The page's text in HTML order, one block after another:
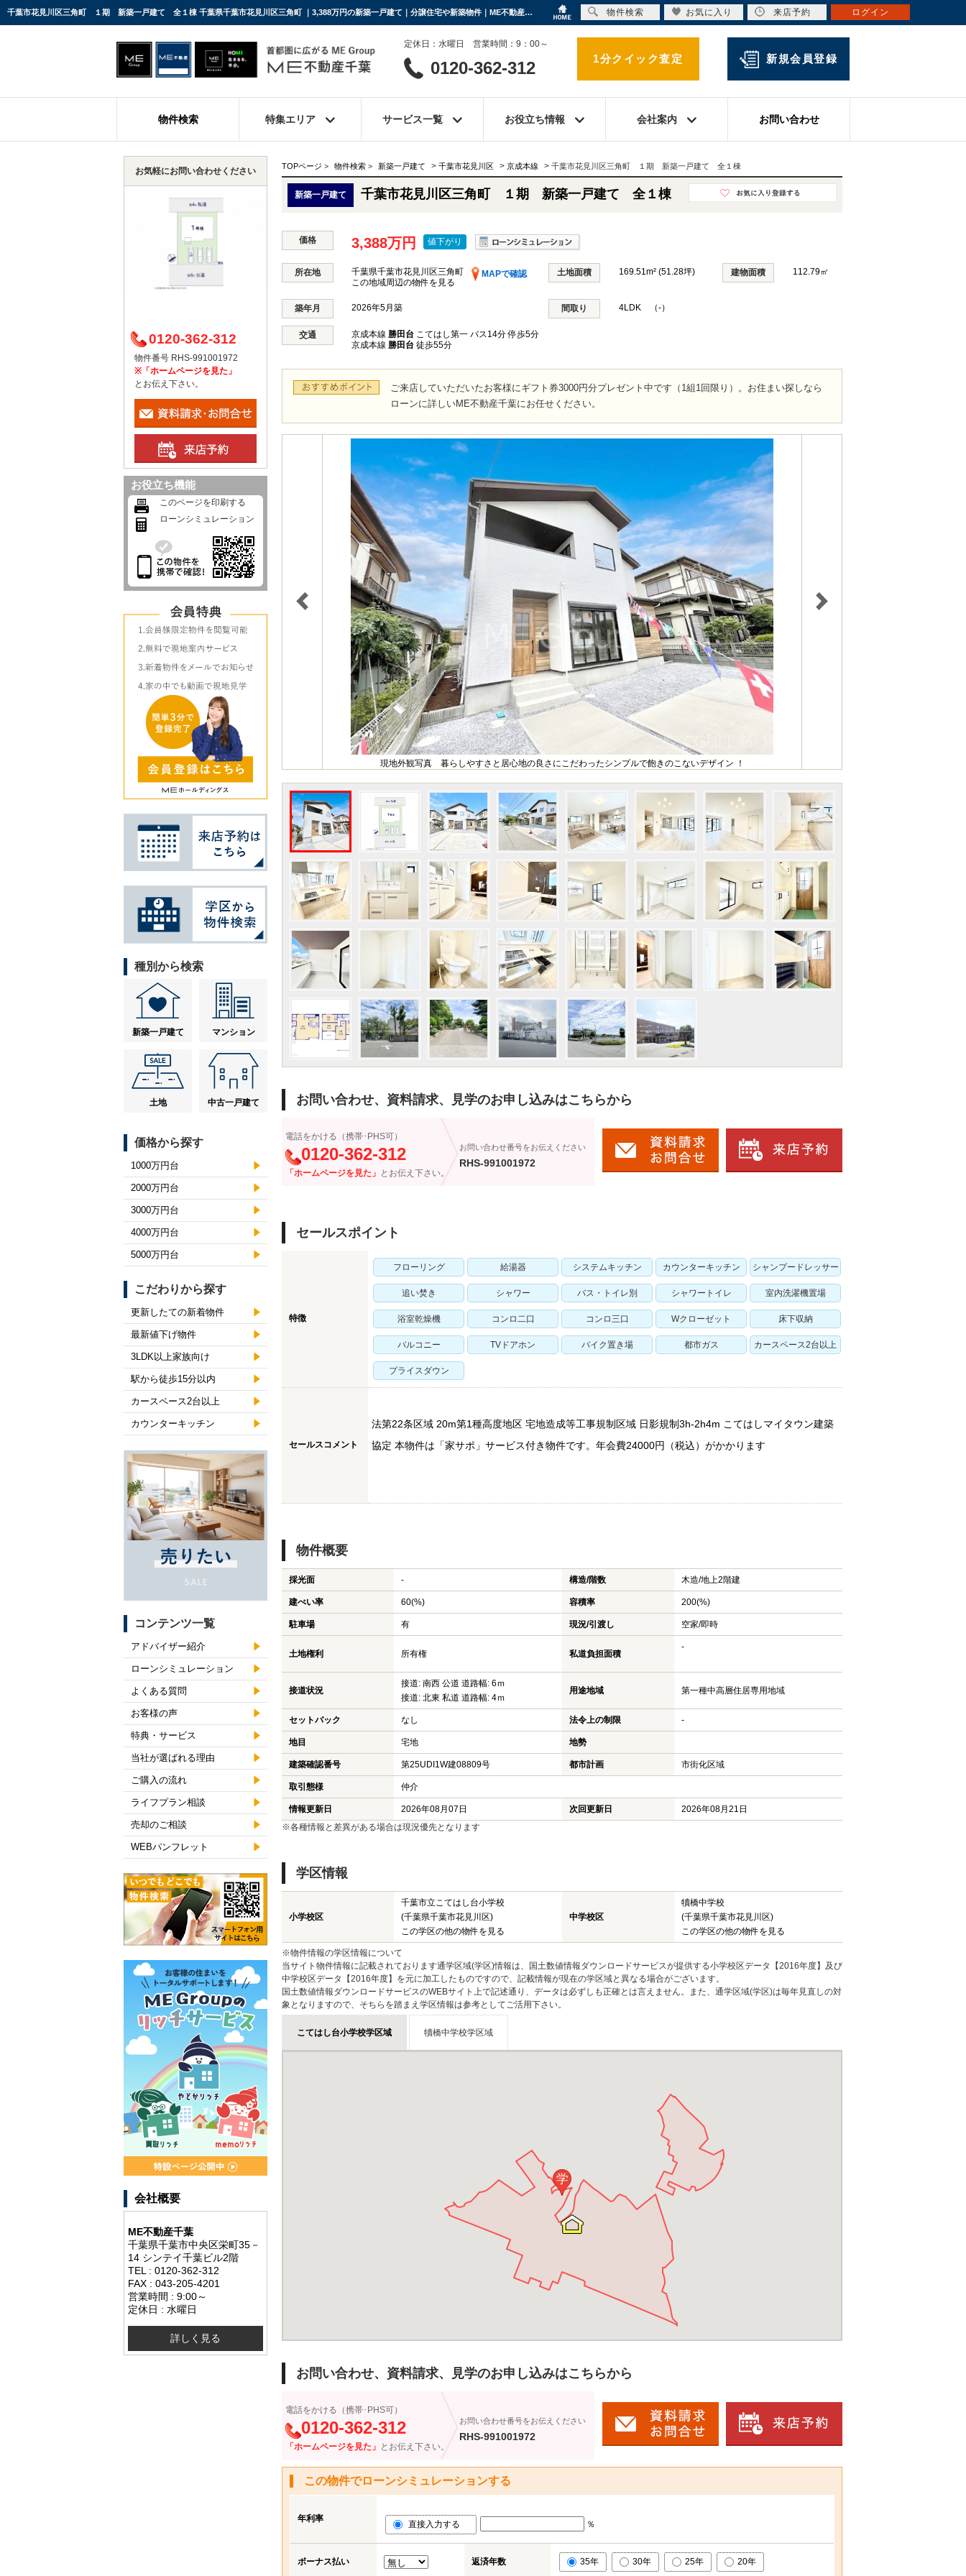
千葉市花見川区三角町 １期 新築一戸建て 全１棟 千葉県千葉市花見川区三角町 ｜3,388万円の新築一戸建て｜分譲住宅や新築物件｜ME不動産千葉
定休日：水曜日 営業時間：9：00～
0120-362-312 1分クイック査定 新規会員登録
物件検索 特集エリア サービス一覧 お役立ち情報 会社案内 お問い合わせ
TOPページ > 物件検索 > 新築一戸建て > 千葉市花見川区 > 京成本線 > 千葉市花見川区三角町 １期 新築一戸建て 全１棟
新築一戸建て 千葉市花見川区三角町 １期 新築一戸建て 全１棟
価格 3,388万円 値下がり
所在地 千葉県千葉市花見川区三角町
MAPで確認
この地域周辺の物件を見る
土地面積 169.51m² (51.28坪) 建物面積 112.79㎡
築年月 2026年5月築 間取り 4LDK （-）
交通 京成本線 勝田台 こてはし第一 バス14分 停歩5分
京成本線 勝田台 徒歩55分
ご来店していただいたお客様にギフト券3000円分プレゼント中です（1組1回限り）。お住まい探しなら
ローンに詳しいME不動産千葉にお任せください。
現地外観写真 暮らしやすさと居心地の良さにこだわったシンプルで飽きのこないデザイン ！
お問い合わせ、資料請求、見学のお申し込みはこちらから
電話をかける（携帯･PHS可）
0120-362-312
「ホームページを見た」 とお伝え下さい。
お問い合わせ番号をお伝えください
RHS-991001972
セールスポイント
特徴
フローリング 給湯器 システムキッチン カウンターキッチン シャンプードレッサー
追い焚き シャワー バス・トイレ別 シャワートイレ 室内洗濯機置場
浴室乾燥機 コンロ二口 コンロ三口 Wクローゼット 床下収納
バルコニー TVドアホン バイク置き場 都市ガス カースペース2台以上
プライスダウン
セールスコメント
法第22条区域 20m第1種高度地区 宅地造成等工事規制区域 日影規制3h-2h4m こてはしマイタウン建築
協定 本物件は「家サポ」サービス付き物件です。年会費24000円（税込）がかかります
物件概要
採光面 - 構造/階数 木造/地上2階建
建ぺい率 60(%) 容積率 200(%)
駐車場 有 現況/引渡し 空家/即時
土地権利 所有権 私道負担面積
-
接道状況
接道: 南西 公道 道路幅: 6ｍ
接道: 北東 私道 道路幅: 4ｍ
用途地域 第一種中高層住居専用地域
セットバック なし 法令上の制限 -
地目 宅地 地勢
建築確認番号 第25UDI1W建08809号 都市計画 市街化区域
取引態様 仲介
情報更新日 2026年08月07日 次回更新日
2026年08月21日
※各種情報と差異がある場合は現況優先となります
学区情報
小学校区
千葉市立こてはし台小学校
(千葉県千葉市花見川区)
この学区の他の物件を見る
中学校区
犢橋中学校
(千葉県千葉市花見川区)
この学区の他の物件を見る
※物件情報の学区情報について
当サイト物件情報に記載されております通学区域(学区)情報は、国土数値情報ダウンロードサービスが提供する小学校区データ【2016年度】及び
中学校区データ【2016年度】を元に加工したものですので、記載情報が現在の学区域と異なる場合がございます。
国土数値情報ダウンロードサービスのWEBサイト上で記述通り、データは必ずしも正確とは言えません。また、通学区域(学区)は毎年見直しの対
象となりますので、そちらを踏まえ学区情報は参考としてご活用下さい。
こてはし台小学校学区域 犢橋中学校学区域
学
お問い合わせ、資料請求、見学のお申し込みはこちらから
電話をかける（携帯･PHS可）
0120-362-312
「ホームページを見た」 とお伝え下さい。
お問い合わせ番号をお伝えください
RHS-991001972
この物件でローンシミュレーションする
年利率
直接入力する ％
ボーナス払い 返済年数 35年 30年 25年 20年
お気軽にお問い合わせください
0120-362-312
物件番号 RHS-991001972
※「ホームページを見た」
とお伝え下さい。
お役立ち機能
このページを印刷する
ローンシミュレーション
種別から検索
新築一戸建て マンション
土地 中古一戸建て
価格から探す
1000万円台
2000万円台
3000万円台
4000万円台
5000万円台
こだわりから探す
更新したての新着物件
最新値下げ物件
3LDK以上家族向け
駅から徒歩15分以内
カースペース2台以上
カウンターキッチン
コンテンツ一覧
アドバイザー紹介
ローンシミュレーション
よくある質問
お客様の声
特典・サービス
当社が選ばれる理由
ご購入の流れ
ライフプラン相談
売却のご相談
WEBパンフレット
会社概要
ME不動産千葉
千葉県千葉市中央区栄町35－
14 シンテイ千葉ビル2階
TEL : 0120-362-312
FAX : 043-205-4201
営業時間 : 9:00～
定休日 : 水曜日
詳しく見る
物件検索 お気に入り 来店予約 ログイン